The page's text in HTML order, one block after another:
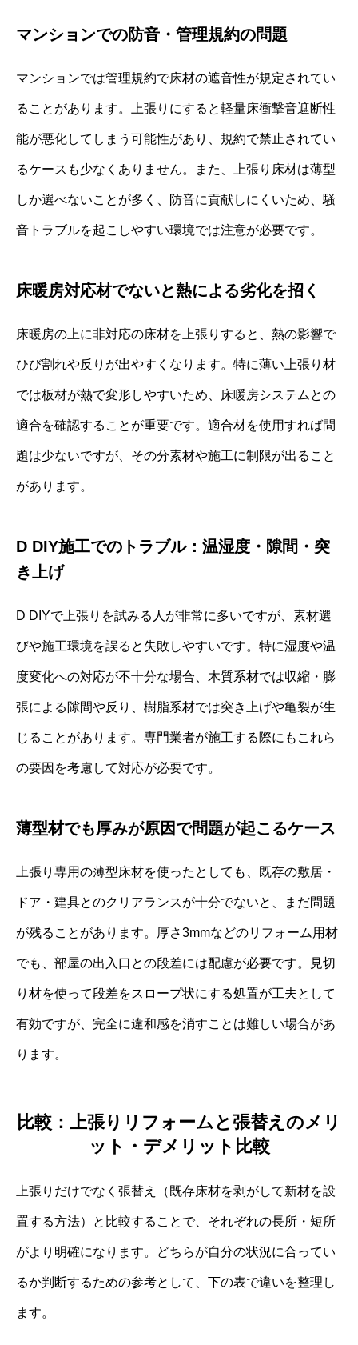
マンションでの防音・管理規約の問題
マンションでは管理規約で床材の遮音性が規定されてい
ることがあります。上張りにすると軽量床衝撃音遮断性
能が悪化してしまう可能性があり、規約で禁止されてい
るケースも少なくありません。また、上張り床材は薄型
しか選べないことが多く、防音に貢献しにくいため、騒
音トラブルを起こしやすい環境では注意が必要です。
床暖房対応材でないと熱による劣化を招く
床暖房の上に非対応の床材を上張りすると、熱の影響で
ひび割れや反りが出やすくなります。特に薄い上張り材
では板材が熱で変形しやすいため、床暖房システムとの
適合を確認することが重要です。適合材を使用すれば問
題は少ないですが、その分素材や施工に制限が出ること
があります。
D DIY施工でのトラブル：温湿度・隙間・突
き上げ
D DIYで上張りを試みる人が非常に多いですが、素材選
びや施工環境を誤ると失敗しやすいです。特に湿度や温
度変化への対応が不十分な場合、木質系材では収縮・膨
張による隙間や反り、樹脂系材では突き上げや亀裂が生
じることがあります。専門業者が施工する際にもこれら
の要因を考慮して対応が必要です。
薄型材でも厚みが原因で問題が起こるケース
上張り専用の薄型床材を使ったとしても、既存の敷居・
ドア・建具とのクリアランスが十分でないと、まだ問題
が残ることがあります。厚さ3mmなどのリフォーム用材
でも、部屋の出入口との段差には配慮が必要です。見切
り材を使って段差をスロープ状にする処置が工夫として
有効ですが、完全に違和感を消すことは難しい場合があ
ります。
比較：上張りリフォームと張替えのメリ
ット・デメリット比較
上張りだけでなく張替え（既存床材を剥がして新材を設
置する方法）と比較することで、それぞれの長所・短所
がより明確になります。どちらが自分の状況に合ってい
るか判断するための参考として、下の表で違いを整理し
ます。